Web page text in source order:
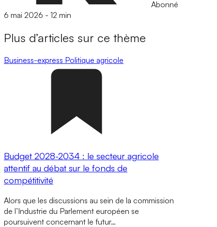
Abonné
6 mai 2026 - 12 min
Plus d’articles sur ce thème
Business-express Politique agricole
Budget 2028-2034 : le secteur agricole
attentif au débat sur le fonds de
compétitivité
Alors que les discussions au sein de la commission
de l’Industrie du Parlement européen se
poursuivent concernant le futur…